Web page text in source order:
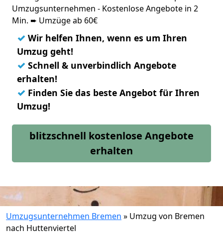
Umzugsunternehmen - Kostenlose Angebote in 2
Min. ➨ Umzüge ab 60€
✓ Wir helfen Ihnen, wenn es um Ihren
Umzug geht!
✓ Schnell & unverbindlich Angebote
erhalten!
✓ Finden Sie das beste Angebot für Ihren
Umzug!
blitzschnell kostenlose Angebote
erhalten
Umzugsunternehmen Bremen » Umzug von Bremen
nach Huttenviertel